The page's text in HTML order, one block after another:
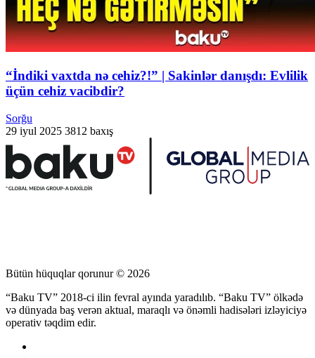
“İndiki vaxtda nə cehiz?!” | Sakinlər danışdı: Evlilik
üçün cehiz vacibdir?
Sorğu
29 iyul 2025 3812 baxış
Bütün hüquqlar qorunur © 2026
“Baku TV” 2018-ci ilin fevral ayında yaradılıb. “Baku TV” ölkədə
və dünyada baş verən aktual, maraqlı və önəmli hadisələri izləyiciyə
operativ təqdim edir.